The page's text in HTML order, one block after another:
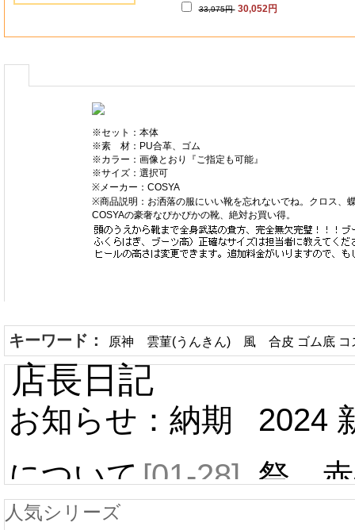
33,975円 30,052円
※セット：本体
※素 材：PU合革、ゴム
※カラー：画像とおり『ご指定も可能』
※サイズ：選択可
※メーカー：COSYA
※商品説明：お洒落の服にいい靴を忘れないでね。クロス、
COSYAの豪奢なぴかぴかの靴、絶対お買い得。
キーワード： 原神 雲菫(うんきん) 風 合皮 ゴム底 コ
店長日記
お知らせ：納期
について[01-28]
2024
祭 赤
人気シリーズ